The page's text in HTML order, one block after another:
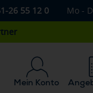
26 55 12 0 Mo -
Mein Konto